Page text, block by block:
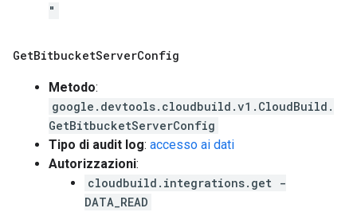
"
GetBitbucketServerConfig
Metodo:
google.devtools.cloudbuild.v1.CloudBuild.
GetBitbucketServerConfig
Tipo di audit log: accesso ai dati
Autorizzazioni:
cloudbuild.integrations.get -
DATA_READ